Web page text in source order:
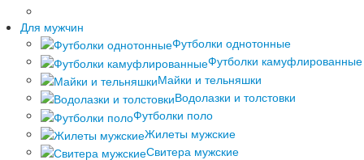
Для мужчин
Футболки однотонные
Футболки камуфлированные
Майки и тельняшки
Водолазки и толстовки
Футболки поло
Жилеты мужские
Свитера мужские